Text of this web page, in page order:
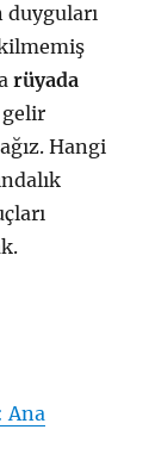
duyguları
rüyada
gelir
Hangi
Ana